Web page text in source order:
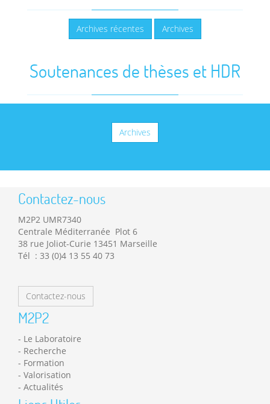
Archives récentes Archives
Soutenances de thèses et HDR
Archives
Contactez-nous
M2P2 UMR7340
Centrale Méditerranée Plot 6
38 rue Joliot-Curie 13451 Marseille
Tél : 33 (0)4 13 55 40 73
Contactez-nous
M2P2
Le Laboratoire
Recherche
Formation
Valorisation
Actualités